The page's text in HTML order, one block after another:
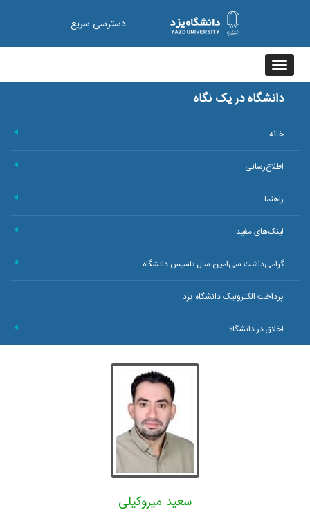
دسترسی سریع
Toggle
navigation
دانشگاه در یک نگاه
خانه
اطلاع‌رسانی
راهنما
لینک‌های مفید
گرامی‌داشت سی‌امین سال تاسیس دانشگاه
پرداخت الکترونیک دانشگاه یزد
اخلاق در دانشگاه
سعید میروکیلی